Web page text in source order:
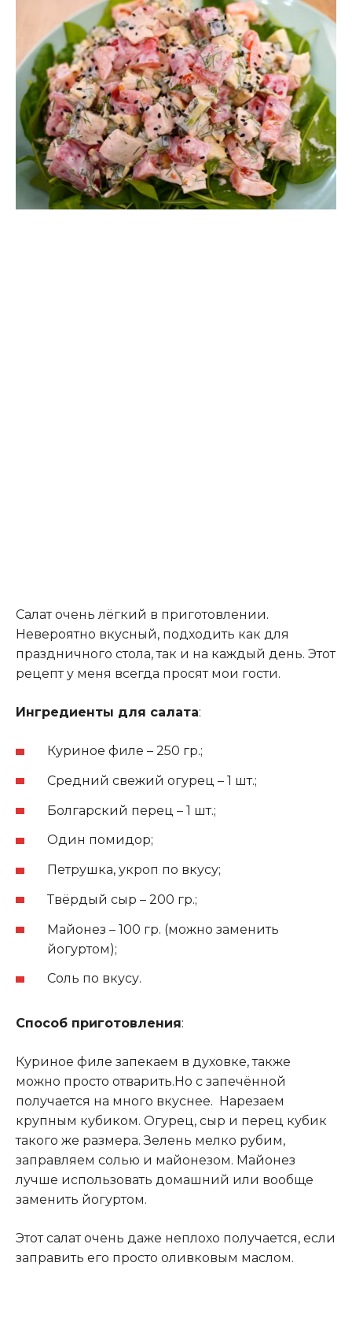
Салат очень лёгкий в приготовлении.
Невероятно вкусный, подходить как для
праздничного стола, так и на каждый день. Этот
рецепт у меня всегда просят мои гости.
Ингредиенты для салата:
Куриное филе – 250 гр.;
Средний свежий огурец – 1 шт.;
Болгарский перец – 1 шт.;
Один помидор;
Петрушка, укроп по вкусу;
Твёрдый сыр – 200 гр.;
Майонез – 100 гр. (можно заменить
йогуртом);
Соль по вкусу.
Способ приготовления:
Куриное филе запекаем в духовке, также
можно просто отварить.Но с запечённой
получается на много вкуснее. Нарезаем
крупным кубиком. Огурец, сыр и перец кубик
такого же размера. Зелень мелко рубим,
заправляем солью и майонезом. Майонез
лучше использовать домашний или вообще
заменить йогуртом.
Этот салат очень даже неплохо получается, если
заправить его просто оливковым маслом.